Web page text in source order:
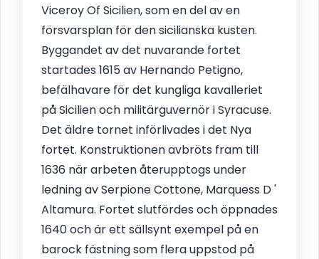
Viceroy Of Sicilien, som en del av en
försvarsplan för den sicilianska kusten.
Byggandet av det nuvarande fortet
startades 1615 av Hernando Petigno,
befälhavare för det kungliga kavalleriet
på Sicilien och militärguvernör i Syracuse.
Det äldre tornet införlivades i det Nya
fortet. Konstruktionen avbröts fram till
1636 när arbeten återupptogs under
ledning av Serpione Cottone, Marquess D '
Altamura. Fortet slutfördes och öppnades
1640 och är ett sällsynt exempel på en
barock fästning som flera uppstod på